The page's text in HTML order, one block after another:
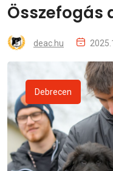
Összefogás
deac.hu
Debrecen